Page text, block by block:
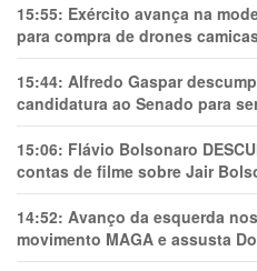
15:55: Exército avança na
para compra de drones
15:44: Alfredo Gaspar
candidatura ao Senado para
15:06: Flávio Bolsonaro
contas de filme sobre Jair
14:52: Avanço da esquerda
movimento MAGA e assusta